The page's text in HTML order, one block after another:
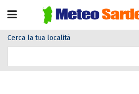
Cerca la tua località